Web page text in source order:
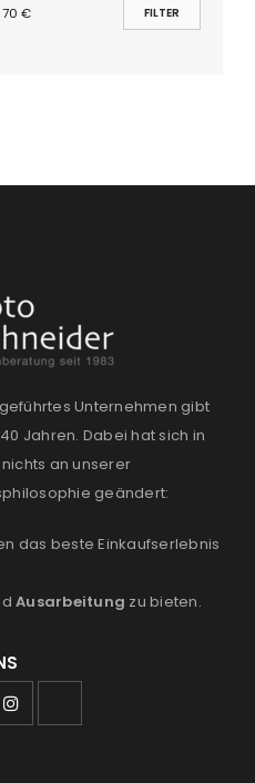
FILTER
70 €
Unternehmen gibt
Jahren. Dabei hat sich in
an unserer
geändert:
das beste Einkaufserlebnis
Ausarbeitung zu bieten.